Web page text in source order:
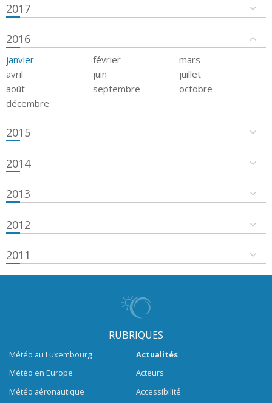
2017
2016
janvier février
mars
avril
juin
juillet
août
septembre
octobre
décembre
2015
2014
2013
2012
2011
RUBRIQUES
Météo au Luxembourg
Météo en Europe
Météo aéronautique
Actualités
Acteurs
Accessibilité